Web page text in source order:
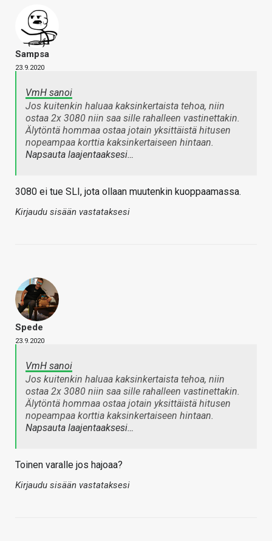
Sampsa
23.9.2020
VmH sanoi
Jos kuitenkin haluaa kaksinkertaista tehoa, niin
ostaa 2x 3080 niin saa sille rahalleen vastinettakin.
Älytöntä hommaa ostaa jotain yksittäistä hitusen
nopeampaa korttia kaksinkertaiseen hintaan.
Napsauta laajentaaksesi…
3080 ei tue SLI, jota ollaan muutenkin kuoppaamassa.
Kirjaudu sisään vastataksesi
Spede
23.9.2020
VmH sanoi
Jos kuitenkin haluaa kaksinkertaista tehoa, niin
ostaa 2x 3080 niin saa sille rahalleen vastinettakin.
Älytöntä hommaa ostaa jotain yksittäistä hitusen
nopeampaa korttia kaksinkertaiseen hintaan.
Napsauta laajentaaksesi…
Toinen varalle jos hajoaa?
Kirjaudu sisään vastataksesi